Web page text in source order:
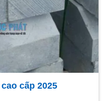
cấp 2025